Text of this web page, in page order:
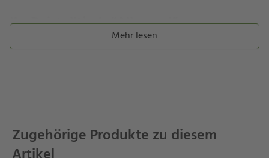
Ihr Beistelltisch “Allround”…
besitzt ein Gestell ausrobustemAluminium–
DieTischplatte ist aus HPL(High Pressure Laminate).
Bei Stern heißt dieses Material “Silverstar”. Tischplatten
Mehr lesen
Zugehörige Produkte zu diesem